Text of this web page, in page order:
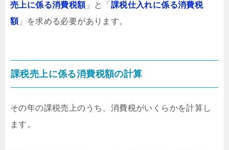
売上に係る消費税額」と「 課税仕入れに係る消費税
額」を求める必要があります。
課税売上に係る消費税額の計算
その年の課税売上のうち、消費税がいくらかを計算し
ます。